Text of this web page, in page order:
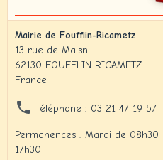
Mairie de Foufflin-Ricametz
13 rue de Maisnil
62130 FOUFFLIN RICAMETZ
France
Téléphone : 03 21 47 19 57
Permanences : Mardi de
17h30